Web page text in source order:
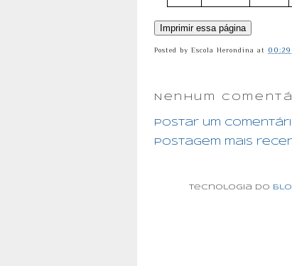
Posted byEscola Herondina at 00:29
Nenhum
Postar um
Postagem mais
Tecnologia do